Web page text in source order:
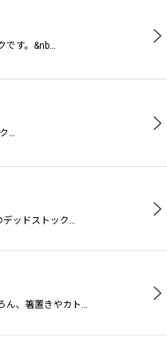
す。&nb…
…
ッドストック…
、箸置きやカト…